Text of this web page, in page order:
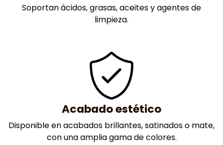
Soportan ácidos, grasas, aceites y agentes de
limpieza.
Acabado estético
Disponible en acabados brillantes, satinados o mate,
con una amplia gama de colores.